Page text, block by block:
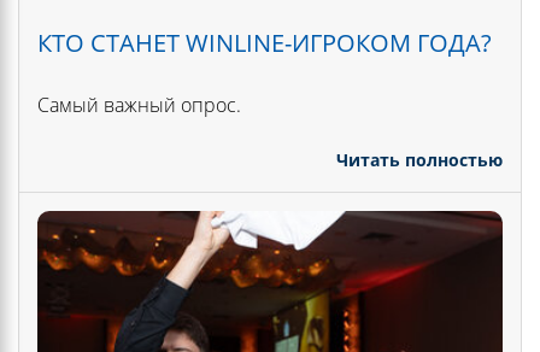
КТО СТАНЕТ WINLINE-ИГРОКОМ ГОДА?
Самый важный опрос.
Читать полностью